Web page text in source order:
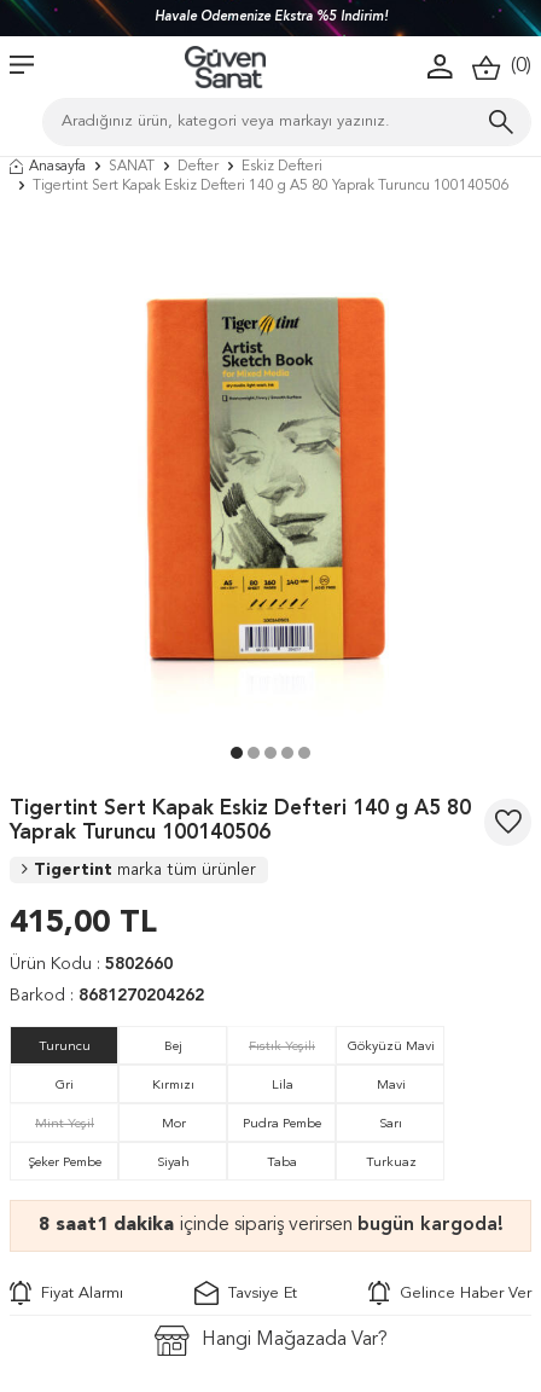
Havale Ödemenize Ekstra %5 İndirim!
(0)
Anasayfa SANAT Defter
Eskiz Defteri
Tigertint Sert Kapak Eskiz Defteri 140 g A5 80 Yaprak Turuncu 100140506
Tigertint Sert Kapak Eskiz Defteri 140 g A5 80
Yaprak Turuncu 100140506
Tigertint marka tüm ürünler
415,00 TL
Ürün Kodu : 5802660
Barkod : 8681270204262
Turuncu Bej Fıstık Yeşili Gökyüzü Mavi
Gri Kırmızı Lila Mavi
Mint Yeşil Mor Pudra Pembe Sarı
Şeker Pembe Siyah Taba Turkuaz
8 saat1 dakika içinde sipariş verirsen bugün kargoda!
Fiyat Alarmı Tavsiye Et Gelince Haber Ver
Hangi Mağazada Var?